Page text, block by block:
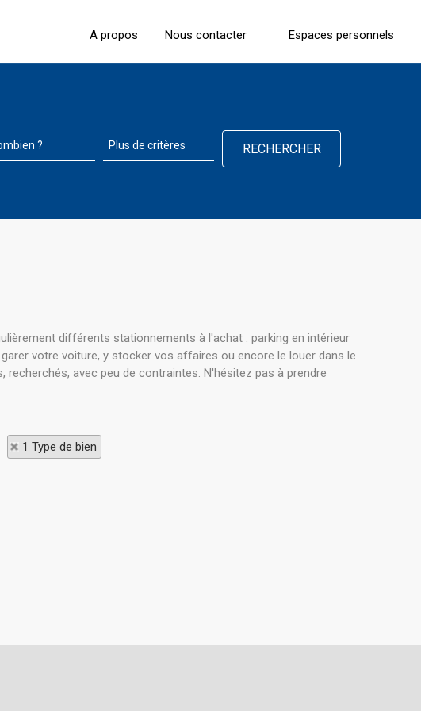
A propos Nous contacter Espaces personnels
différents stationnements à l'achat : parking en intérieur
votre voiture, y stocker vos affaires ou encore le louer dans le
avec peu de contraintes. N'hésitez pas à prendre
1 Type de bien